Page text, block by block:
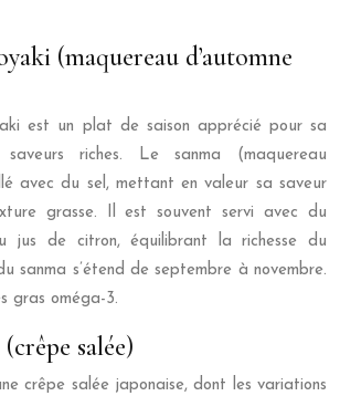
(maquereau d’automne
est un plat de saison apprécié pour sa
riches. Le sanma (maquereau
avec du sel, mettant en valeur sa saveur
grasse. Il est souvent servi avec du
jus de citron, équilibrant la richesse du
sanma s’étend de septembre à novembre.
gras oméga-3.
salée)
crêpe salée japonaise, dont les variations